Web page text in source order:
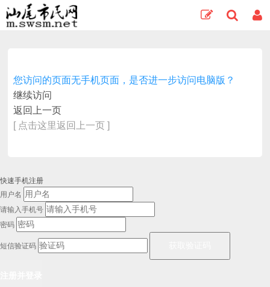
您访问的页面无手机页面，是否进一步访问电脑版？
继续访问
返回上一页
[ 点击这里返回上一页 ]
快速手机注册
用户名
请输入手机号
密码
短信验证码